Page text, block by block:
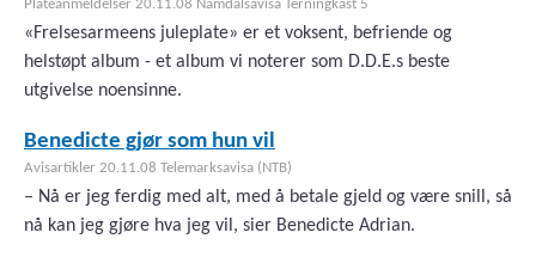
Plateanmeldelser 20.11.08 Namdalsavisa Terningkast 5
«Frelsesarmeens juleplate» er et voksent, befriende og
helstøpt album - et album vi noterer som D.D.E.s beste
utgivelse noensinne.
Benedicte gjør som hun vil
Avisartikler 20.11.08 Telemarksavisa (NTB)
– Nå er jeg ferdig med alt, med å betale gjeld og være snill, så
nå kan jeg gjøre hva jeg vil, sier Benedicte Adrian.